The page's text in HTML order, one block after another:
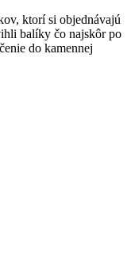
ktorí si objednávajú
balíky čo najskôr po
do kamennej